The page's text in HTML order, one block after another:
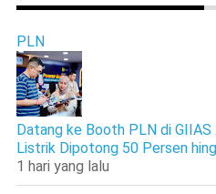
PLN
Datang ke Booth PLN di
Listrik Dipotong 50 Persen
1 hari yang lalu